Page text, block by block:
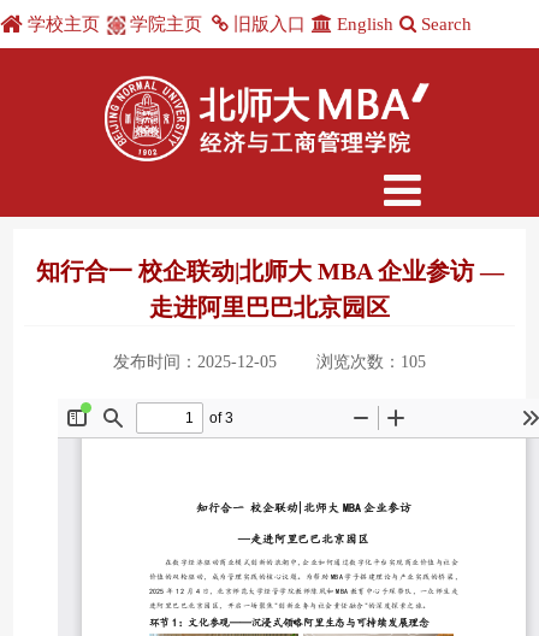
学校主页 学院主页 旧版入口 English Search
知行合一 校企联动|北师大 MBA 企业参访 —
走进阿里巴巴北京园区
发布时间：2025-12-05 浏览次数： 105